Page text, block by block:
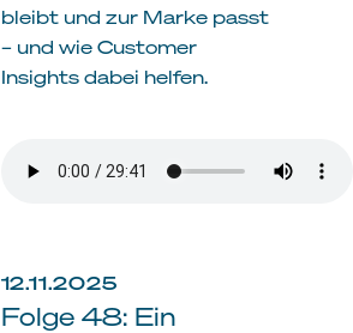
bleibt und zur Marke passt
– und wie Customer
Insights dabei helfen.
12.11.2025
Folge 48: Ein